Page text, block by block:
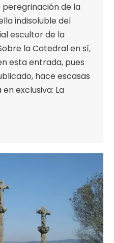
de la
indisoluble del
escultor de la
la Catedral en sí,
esta entrada, pues
hace escasas
exclusiva: La